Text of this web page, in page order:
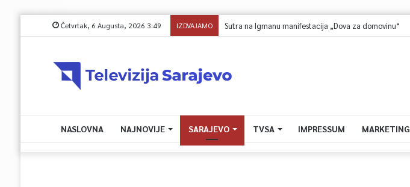
Četvrtak, 6 Augusta, 2026 3:49 IZDVAJAMO Sutra na Igmanu manifestacija „Dova za domovinu“
NASLOVNA NAJNOVIJE SARAJEVO TVSA IMPRESSUM MARKETING